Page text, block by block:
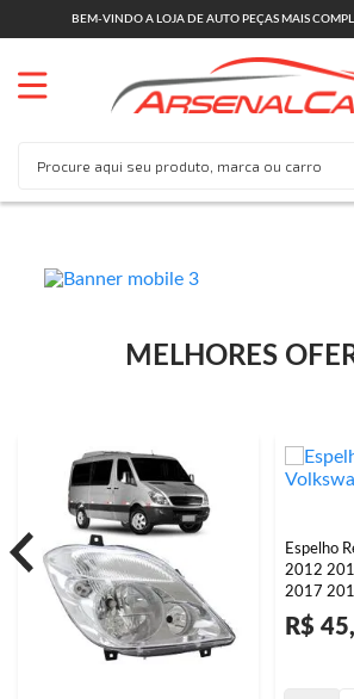
BEM-VINDO A LOJA DE AUTO PEÇAS MAIS
MELHORES
Espelho
2012
2017
R$